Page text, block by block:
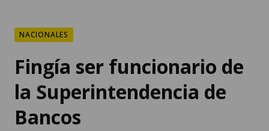
NACIONALES
Fingía ser funcionario de
la Superintendencia de
Bancos